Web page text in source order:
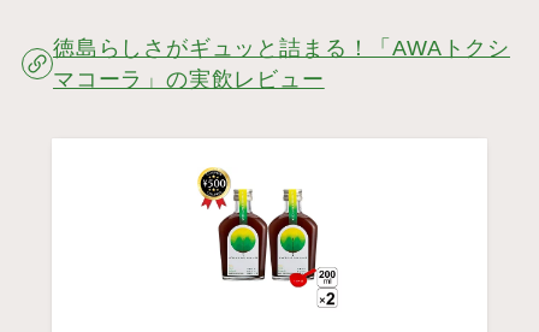
徳島らしさがギュッと詰まる！「AWAトクシ
マコーラ」の実飲レビュー